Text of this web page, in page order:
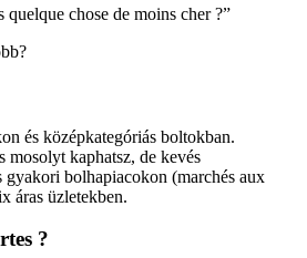
chose de moins cher ?”
és középkategóriás boltokban.
kaphatsz, de kevés
gyakori bolhapiacokon (marchés aux
áras üzletekben.
?